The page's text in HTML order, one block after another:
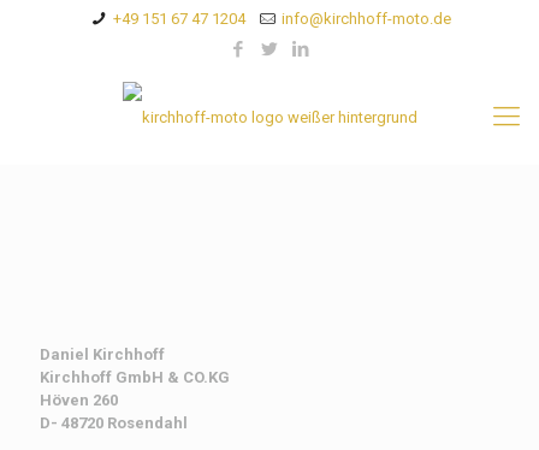
+49 151 67 47 1204 info@kirchhoff-moto.de
Daniel Kirchhoff
Kirchhoff GmbH & CO.KG
Höven 260
D- 48720 Rosendahl